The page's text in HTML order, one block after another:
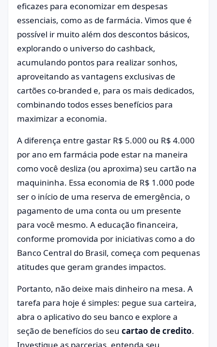
eficazes para economizar em despesas
essenciais, como as de farmácia. Vimos que é
possível ir muito além dos descontos básicos,
explorando o universo do cashback,
acumulando pontos para realizar sonhos,
aproveitando as vantagens exclusivas de
cartões co-branded e, para os mais dedicados,
combinando todos esses benefícios para
maximizar a economia.
A diferença entre gastar R$ 5.000 ou R$ 4.000
por ano em farmácia pode estar na maneira
como você desliza (ou aproxima) seu cartão na
maquininha. Essa economia de R$ 1.000 pode
ser o início de uma reserva de emergência, o
pagamento de uma conta ou um presente
para você mesmo. A educação financeira,
conforme promovida por iniciativas como a do
Banco Central do Brasil, começa com pequenas
atitudes que geram grandes impactos.
Portanto, não deixe mais dinheiro na mesa. A
tarefa para hoje é simples: pegue sua carteira,
abra o aplicativo do seu banco e explore a
seção de benefícios do seu cartao de credito.